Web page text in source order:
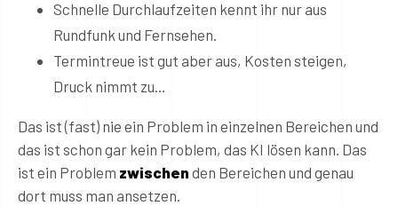
Schnelle Durchlaufzeiten kennt ihr nur aus
Rundfunk und Fernsehen.
Termintreue ist gut aber aus, Kosten steigen,
Druck nimmt zu…
Das ist (fast) nie ein Problem in einzelnen Bereichen und
das ist schon gar kein Problem, das KI lösen kann. Das
ist ein Problem zwischen den Bereichen und genau
dort muss man ansetzen.